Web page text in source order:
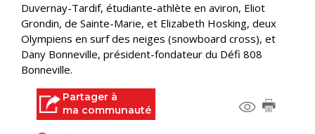
Duvernay-Tardif, étudiante-athlète en aviron, Eliot
Grondin, de Sainte-Marie, et Elizabeth Hosking, deux
Olympiens en surf des neiges (snowboard cross), et
Dany Bonneville, président-fondateur du Défi 808
Bonneville.
Partager à
ma communauté